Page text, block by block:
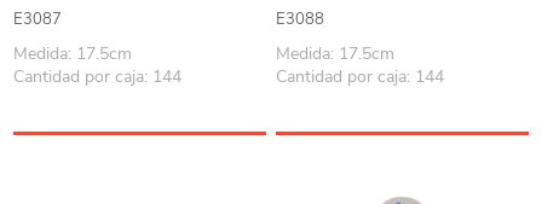
E3087
Medida: 17.5cm
Cantidad por caja: 144
E3088
Medida: 17.5cm
Cantidad por caja: 144